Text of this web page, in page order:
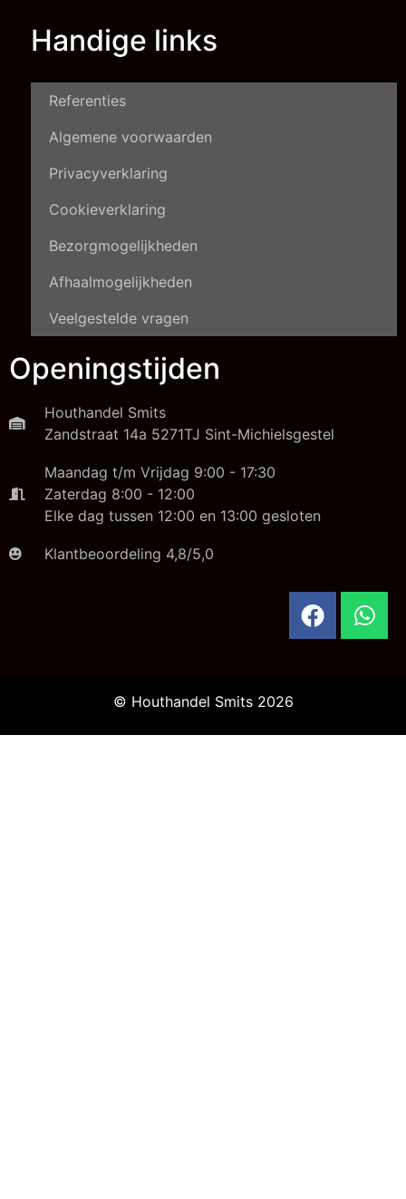
Handige links
Referenties
Algemene voorwaarden
Privacyverklaring
Cookieverklaring
Bezorgmogelijkheden
Afhaalmogelijkheden
Veelgestelde vragen
Openingstijden
Houthandel Smits
Zandstraat 14a 5271TJ Sint-Michielsgestel
Maandag t/m Vrijdag 9:00 - 17:30
Zaterdag 8:00 - 12:00
Elke dag tussen 12:00 en 13:00 gesloten
Klantbeoordeling 4,8/5,0
© Houthandel Smits 2026